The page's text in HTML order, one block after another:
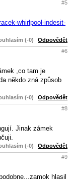
#5
whirlpool-indesit-
(-0) Odpovědět
#6
,co tam je
někdo zná způsob
(-0) Odpovědět
#8
Jinak zámek
(-0) Odpovědět
#9
hlasil